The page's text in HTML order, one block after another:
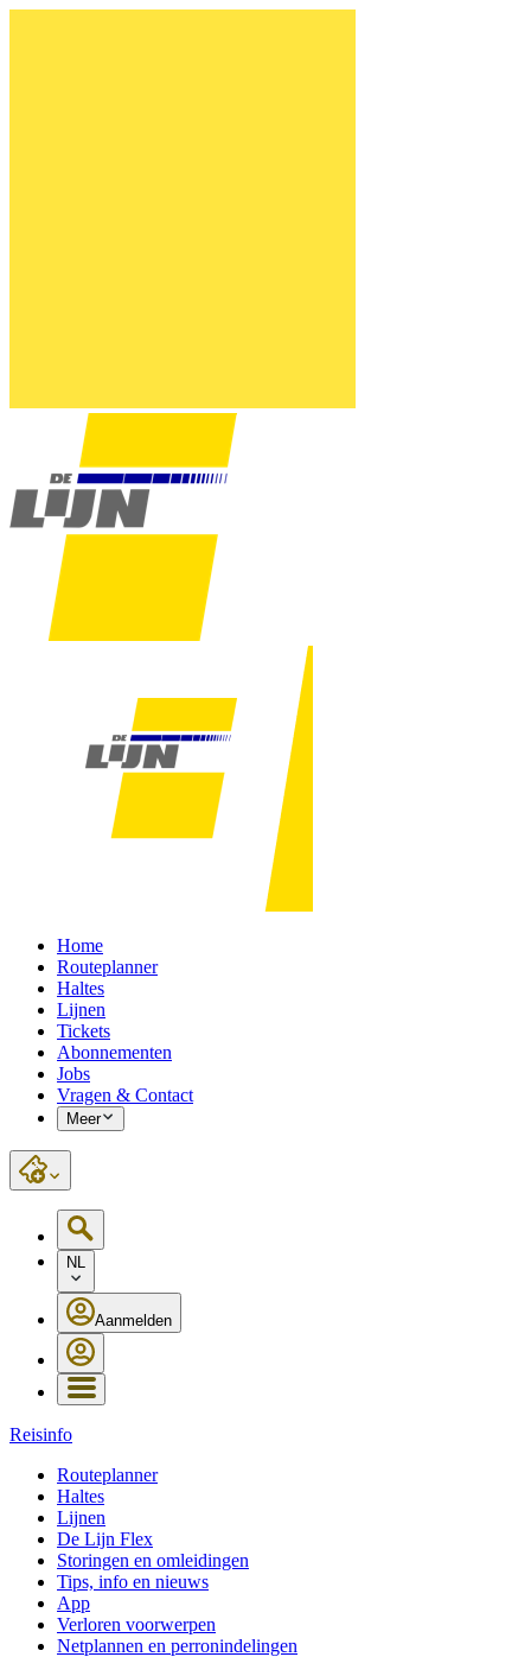
Home
Routeplanner
Haltes
Lijnen
Tickets
Abonnementen
Jobs
Vragen & Contact
Meer
NL
Aanmelden
Reisinfo
Routeplanner
Haltes
Lijnen
De Lijn Flex
Storingen en omleidingen
Tips, info en nieuws
App
Verloren voorwerpen
Netplannen en perronindelingen